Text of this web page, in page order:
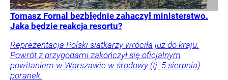
Tomasz Fornal bezbłędnie zahaczył ministerstwo.
Jaka będzie reakcja resortu?
Reprezentacja Polski siatkarzy wróciła już do kraju.
Powrót z przygodami zakończył się oficjalnym
powitaniem w Warszawie w środowy (tj. 5 sierpnia)
poranek.